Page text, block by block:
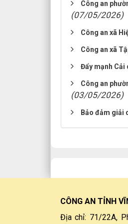
Công an
(07/05/2026)
Công an xã
Công an xã
Đẩy mạnh Cải
Công an
(03/05/2026)
Bảo đảm giải
CÔNG AN TỈNH
Địa chỉ: 71/22A,